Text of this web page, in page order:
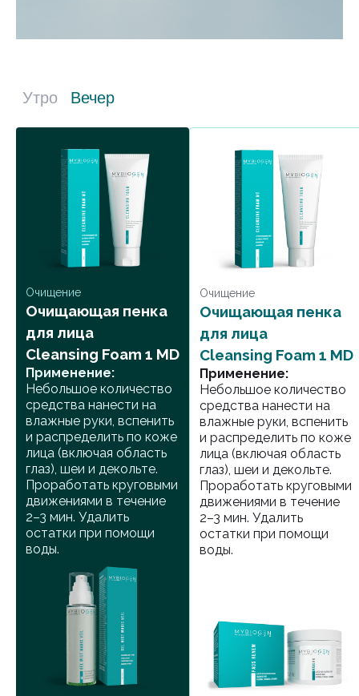
Утро Вечер
Очищение
Очищающая пенка
для лица
Cleansing Foam 1 MD
Применение:
Небольшое количество
средства нанести на
влажные руки, вспенить
и распределить по коже
лица (включая область
глаз), шеи и декольте.
Проработать круговыми
движениями в течение
2–3 мин. Удалить
остатки при помощи
воды.
Очищение
Очищающая пенка
для лица
Cleansing Foam 1 MD
Применение:
Небольшое количество
средства нанести на
влажные руки, вспенить
и распределить по коже
лица (включая область
глаз), шеи и декольте.
Проработать круговыми
движениями в течение
2–3 мин. Удалить
остатки при помощи
воды.